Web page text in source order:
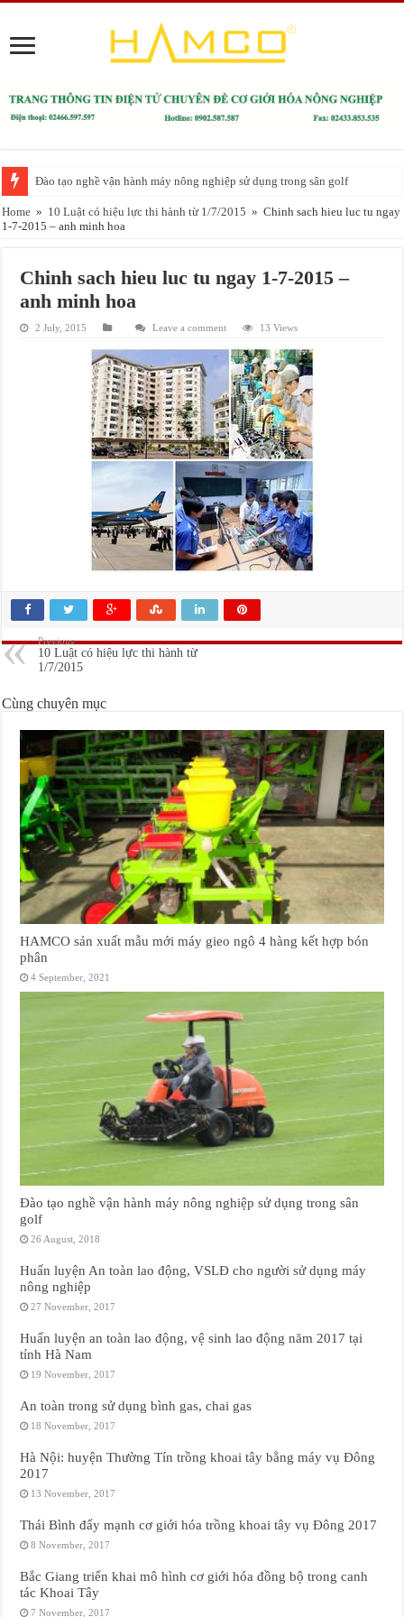
Đào tạo nghề vận hành máy nông nghiệp sử dụng trong sân golf
Home » 10 Luật có hiệu lực thi hành từ 1/7/2015 » Chinh sach hieu luc tu ngay
1-7-2015 – anh minh hoa
Chinh sach hieu luc tu ngay 1-7-2015 –
anh minh hoa
2 July, 2015 Leave a comment 13 Views
Previous
10 Luật có hiệu lực thi hành từ
1/7/2015
Cùng chuyên mục
HAMCO sản xuất mẫu mới máy gieo ngô 4 hàng kết hợp bón
phân
4 September, 2021
Đào tạo nghề vận hành máy nông nghiệp sử dụng trong sân
golf
26 August, 2018
Huấn luyện An toàn lao động, VSLĐ cho người sử dụng máy
nông nghiệp
27 November, 2017
Huấn luyện an toàn lao động, vệ sinh lao động năm 2017 tại
tỉnh Hà Nam
19 November, 2017
An toàn trong sử dụng bình gas, chai gas
18 November, 2017
Hà Nội: huyện Thường Tín trồng khoai tây bằng máy vụ Đông
2017
13 November, 2017
Thái Bình đẩy mạnh cơ giới hóa trồng khoai tây vụ Đông 2017
8 November, 2017
Bắc Giang triển khai mô hình cơ giới hóa đồng bộ trong canh
tác Khoai Tây
7 November, 2017